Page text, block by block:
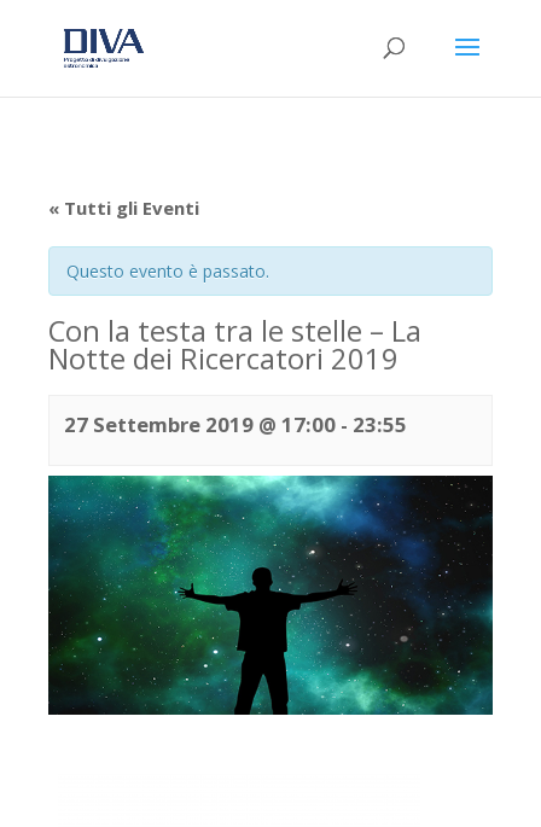
« Tutti gli Eventi
Questo evento è passato.
Con la testa tra le stelle – La
Notte dei Ricercatori 2019
27 Settembre 2019 @ 17:00 - 23:55